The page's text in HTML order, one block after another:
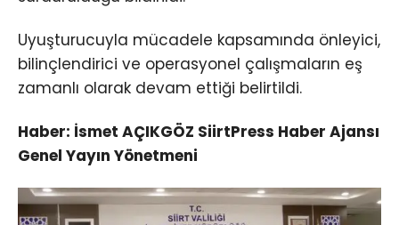
Uyuşturucuyla mücadele kapsamında önleyici,
bilinçlendirici ve operasyonel çalışmaların eş
zamanlı olarak devam ettiği belirtildi.
Haber: İsmet AÇIKGÖZ SiirtPress Haber Ajansı
Genel Yayın Yönetmeni